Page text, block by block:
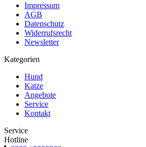
Impressum
AGB
Datenschutz
Widerrufsrecht
Newsletter
Kategorien
Hund
Katze
Angebote
Service
Kontakt
Service
Hotline